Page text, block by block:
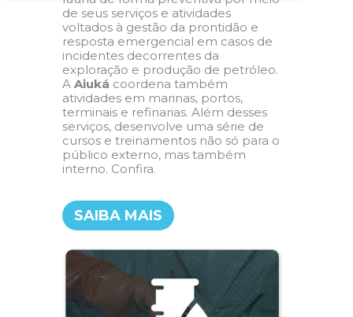
de seus serviços e atividades
voltados à gestão da prontidão e
resposta emergencial em casos de
incidentes decorrentes da
exploração e produção de petróleo.
A Aiuká coordena também
atividades em marinas, portos,
terminais e refinarias. Além desses
serviços, desenvolve uma série de
cursos e treinamentos não só para o
público externo, mas também
interno. Confira.
SAIBA MAIS